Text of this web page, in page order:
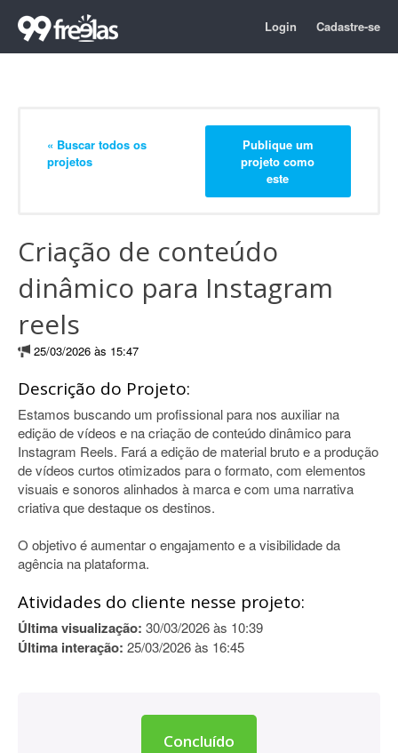
Login Cadastre-se
« Buscar todos os
projetos
Publique um
projeto como
este
Criação de conteúdo
dinâmico para Instagram
reels
25/03/2026 às 15:47
Descrição do Projeto:
Estamos buscando um profissional para nos auxiliar na
edição de vídeos e na criação de conteúdo dinâmico para
Instagram Reels. Fará a edição de material bruto e a produção
de vídeos curtos otimizados para o formato, com elementos
visuais e sonoros alinhados à marca e com uma narrativa
criativa que destaque os destinos.
O objetivo é aumentar o engajamento e a visibilidade da
agência na plataforma.
Atividades do cliente nesse projeto:
Última visualização: 30/03/2026 às 10:39
Última interação: 25/03/2026 às 16:45
Concluído